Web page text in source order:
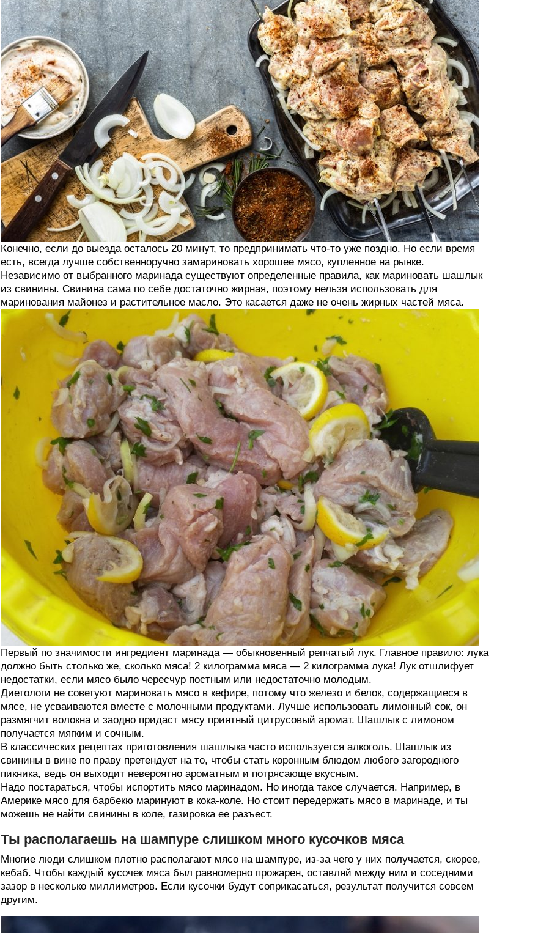
Конечно, если до выезда осталось 20 минут, то предпринимать что-то уже поздно. Но если время
есть, всегда лучше собственноручно замариновать хорошее мясо, купленное на рынке.
Независимо от выбранного маринада существуют определенные правила, как мариновать шашлык
из свинины. Свинина сама по себе достаточно жирная, поэтому нельзя использовать для
маринования майонез и растительное масло. Это касается даже не очень жирных частей мяса.
Первый по значимости ингредиент маринада — обыкновенный репчатый лук. Главное правило: лука
должно быть столько же, сколько мяса! 2 килограмма мяса — 2 килограмма лука! Лук отшлифует
недостатки, если мясо было чересчур постным или недостаточно молодым.
Диетологи не советуют мариновать мясо в кефире, потому что железо и белок, содержащиеся в
мясе, не усваиваются вместе с молочными продуктами. Лучше использовать лимонный сок, он
размягчит волокна и заодно придаст мясу приятный цитрусовый аромат. Шашлык с лимоном
получается мягким и сочным.
В классических рецептах приготовления шашлыка часто используется алкоголь. Шашлык из
свинины в вине по праву претендует на то, чтобы стать коронным блюдом любого загородного
пикника, ведь он выходит невероятно ароматным и потрясающе вкусным.
Надо постараться, чтобы испортить мясо маринадом. Но иногда такое случается. Например, в
Америке мясо для барбекю маринуют в кока-коле. Но стоит передержать мясо в маринаде, и ты
можешь не найти свинины в коле, газировка ее разъест.
Ты располагаешь на шампуре слишком много кусочков мяса
Многие люди слишком плотно располагают мясо на шампуре, из-за чего у них получается, скорее,
кебаб. Чтобы каждый кусочек мяса был равномерно прожарен, оставляй между ним и соседними
зазор в несколько миллиметров. Если кусочки будут соприкасаться, результат получится совсем
другим.